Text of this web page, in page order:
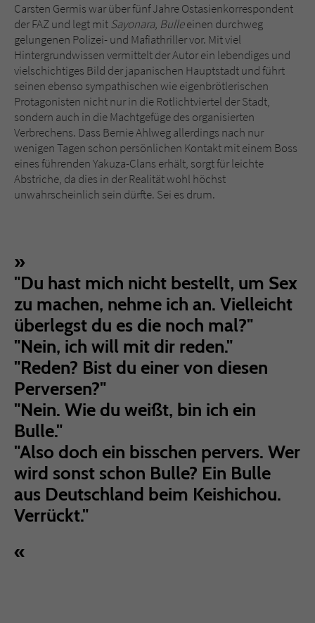
Carsten Germis war über fünf Jahre Ostasienkorrespondent
der FAZ und legt mitSayonara, Bulleeinen durchweg
gelungenen Polizei- und Mafiathriller vor. Mit viel
Hintergrundwissen vermittelt der Autor ein lebendiges und
vielschichtiges Bild der japanischen Hauptstadt und führt
seinen ebenso sympathischen wie eigenbrötlerischen
Protagonisten nicht nur in die Rotlichtviertel der Stadt,
sondern auch in die Machtgefüge des organisierten
Verbrechens. Dass Bernie Ahlweg allerdings nach nur
wenigen Tagen schon persönlichen Kontakt mit einem Boss
eines führenden Yakuza-Clans erhält, sorgt für leichte
Abstriche, da dies in der Realität wohl höchst
unwahrscheinlich sein dürfte. Sei es drum.
"Du hast mich nicht bestellt, um Sex
zu machen, nehme ich an. Vielleicht
überlegst du es die noch mal?"
"Nein, ich will mit dir reden."
"Reden? Bist du einer von diesen
Perversen?"
"Nein. Wie du weißt, bin ich ein
Bulle."
"Also doch ein bisschen pervers. Wer
wird sonst schon Bulle? Ein Bulle
aus Deutschland beim Keishichou.
Verrückt."